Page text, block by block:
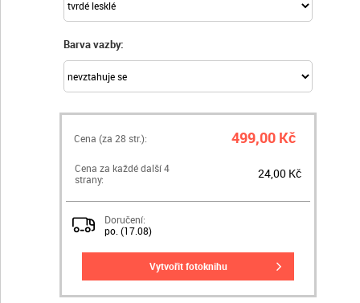
Barva vazby:
Cena (za 28 str.): 499,00 Kč
Cena za každé další 4
strany:
24,00 Kč
Doručení:
po. (17.08)
vytvořit fotoknihu